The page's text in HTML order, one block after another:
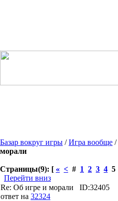
Базар вокруг игры /Игра вообще /
морали
Страницы(9): [ « < # 1 2 3 4 5
Перейти вниз
Re: Об игре и морали
ID:32405
ответ на 32324